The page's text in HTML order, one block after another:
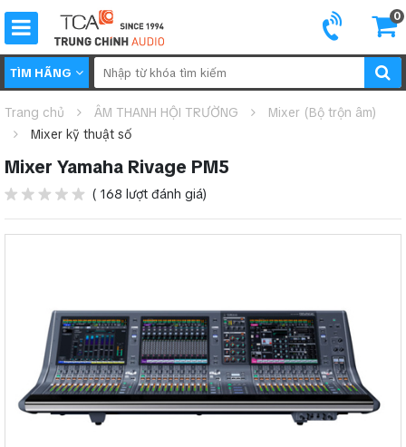
0
TÌM HÃNG
Trang chủ ÂM THANH HỘI TRƯỜNG
Mixer (Bộ trộn âm)
Mixer kỹ thuật số
Mixer Yamaha Rivage PM5
( 168 lượt đánh giá)